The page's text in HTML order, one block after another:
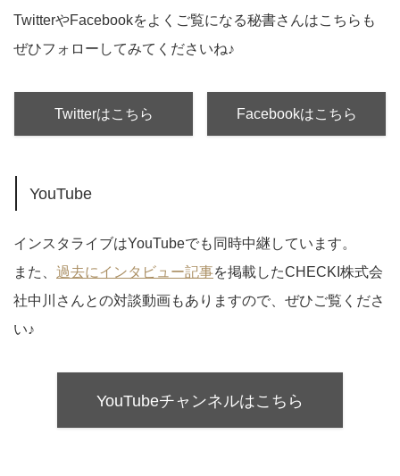
TwitterやFacebookをよくご覧になる秘書さんはこちらも
ぜひフォローしてみてくださいね♪
Twitterはこちら Facebookはこちら
YouTube
インスタライブはYouTubeでも同時中継しています。
また、 過去にインタビュー記事を掲載したCHECKI株式会
社中川さんとの対談動画もありますので、ぜひご覧くださ
い♪
YouTubeチャンネルはこちら